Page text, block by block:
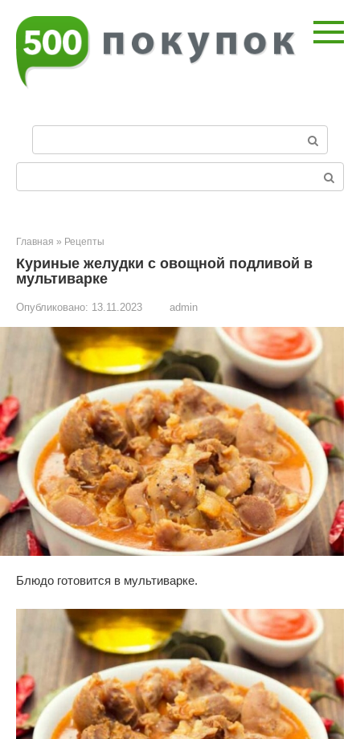
контенту
о
и
Главная » Рецепты
Куриные желудки с овощной подливой в
мультиварке
Опубликовано: 13.11.2023 admin
Блюдо готовится в мультиварке.